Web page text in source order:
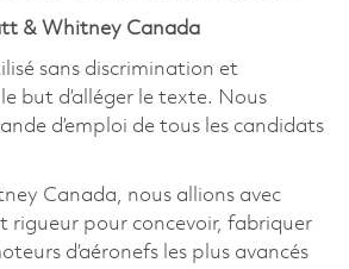
& Whitney Canada
sans discrimination et
but d’alléger le texte. Nous
d’emploi de tous les candidats
Canada, nous allions avec
rigueur pour concevoir, fabriquer
d’aéronefs les plus avancés